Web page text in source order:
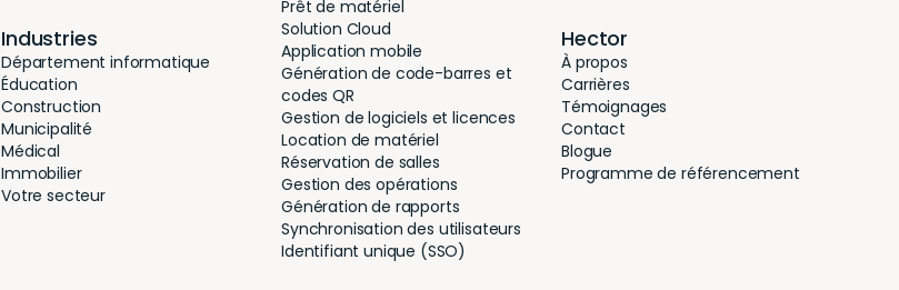
Industries
Département informatique
Éducation
Construction
Municipalité
Médical
Immobilier
Votre secteur
Prêt de matériel
Solution Cloud
Application mobile
Génération de code-barres et
codes QR
Gestion de logiciels et licences
Location de matériel
Réservation de salles
Gestion des opérations
Génération de rapports
Synchronisation des utilisateurs
Identifiant unique (SSO)
Hector
À propos
Carrières
Témoignages
Contact
Blogue
Programme de référencement